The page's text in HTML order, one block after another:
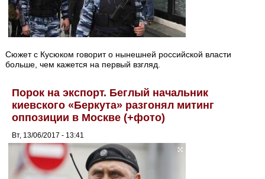
Сюжет с Кусюком говорит о нынешней российской власти
больше, чем кажется на первый взгляд.
Порок на экспорт. Беглый начальник
киевского «Беркута» разгонял митинг
оппозиции в Москве (+фото)
Вт, 13/06/2017 - 13:41